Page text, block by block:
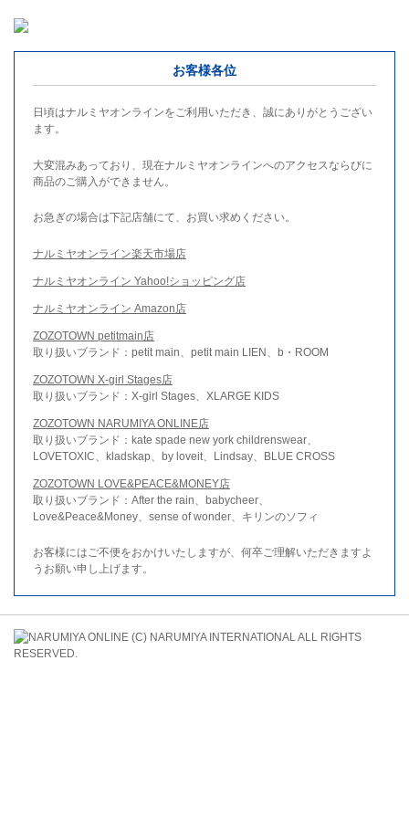
お客様各位
日頃はナルミヤオンラインをご利用いただき、誠にありがとうござい
ます。
大変混みあっており、現在ナルミヤオンラインへのアクセスならびに
商品のご購入ができません。
お急ぎの場合は下記店舗にて、お買い求めください。
ナルミヤオンライン楽天市場店
ナルミヤオンライン Yahoo!ショッピング店
ナルミヤオンライン Amazon店
ZOZOTOWN petitmain店
取り扱いブランド：petit main、petit main LIEN、b・ROOM
ZOZOTOWN X-girl Stages店
取り扱いブランド：X-girl Stages、XLARGE KIDS
ZOZOTOWN NARUMIYA ONLINE店
取り扱いブランド：kate spade new york childrenswear、
LOVETOXIC、kladskap、by loveit、Lindsay、BLUE CROSS
ZOZOTOWN LOVE&PEACE&MONEY店
取り扱いブランド：After the rain、babycheer、
Love&Peace&Money、sense of wonder、キリンのソフィ
お客様にはご不便をおかけいたしますが、何卒ご理解いただきますよ
うお願い申し上げます。